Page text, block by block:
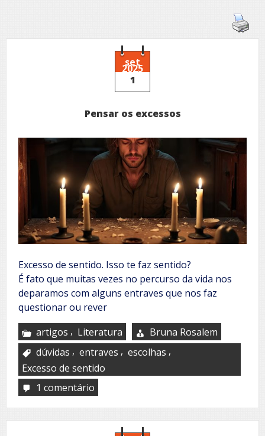
set
2025
1
Pensar os excessos
Excesso de sentido. Isso te faz sentido?
É fato que muitas vezes no percurso da vida nos
deparamos com alguns entraves que nos faz
questionar ou rever
artigos , Literatura
Bruna Rosalem
dúvidas , entraves , escolhas ,
Excesso de sentido
1 comentário
os
excessos